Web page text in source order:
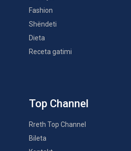
Fashion
Shëndeti
Dieta
Receta gatimi
Top Channel
Rreth Top Channel
Bileta